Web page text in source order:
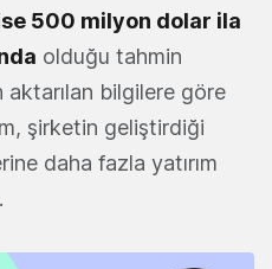
500 milyon dolar ila
olduğu tahmin
aktarılan bilgilere göre
şirketin geliştirdiği
daha fazla yatırım